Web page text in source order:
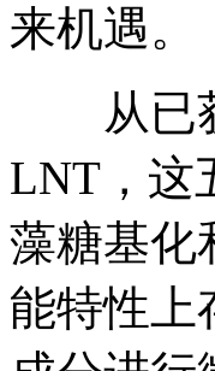
来机遇。
从已获
LNT，这
藻糖基化
能特性上